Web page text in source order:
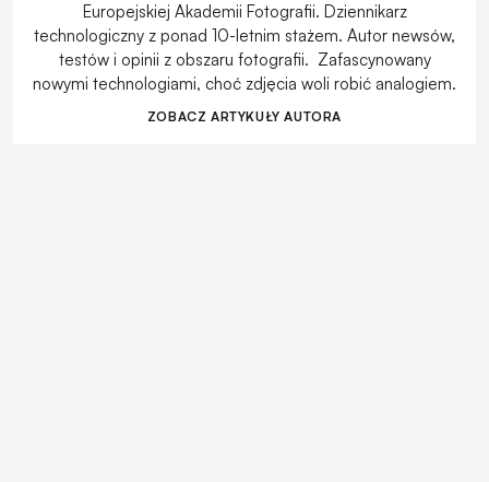
Europejskiej Akademii Fotografii. Dziennikarz
technologiczny z ponad 10-letnim stażem. Autor newsów,
testów i opinii z obszaru fotografii. Zafascynowany
nowymi technologiami, choć zdjęcia woli robić analogiem.
ZOBACZ ARTYKUŁY AUTORA